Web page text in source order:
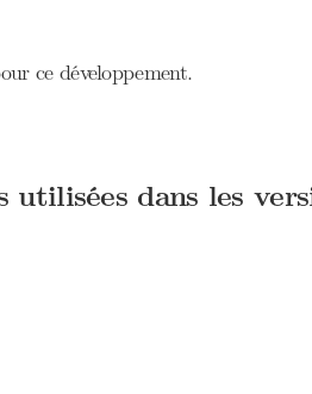
ce développement.
utilisées dans les